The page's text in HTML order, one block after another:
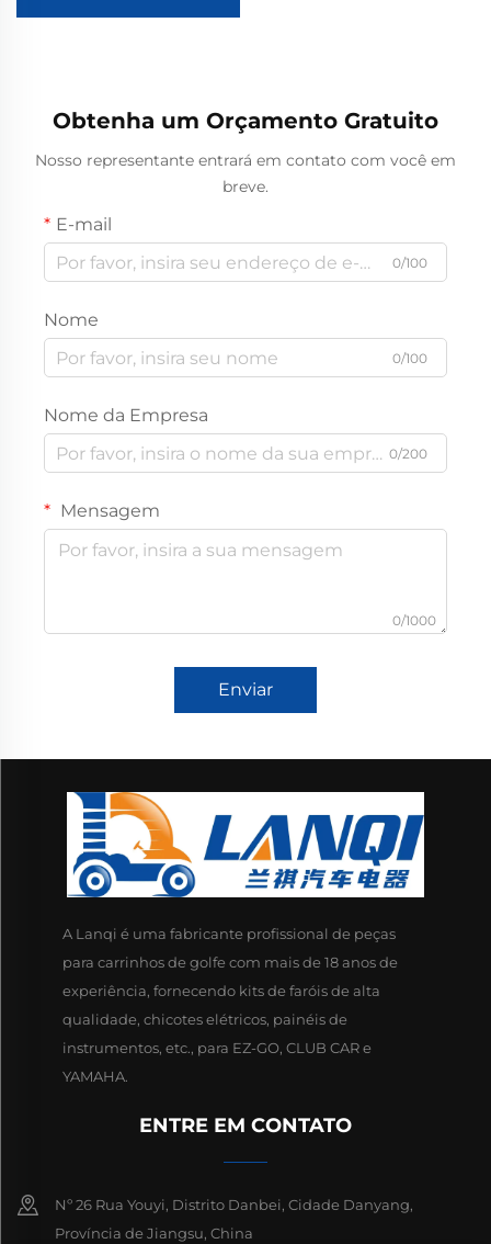
Completas LQDB-1002GB
Obtenha um Orçamento Gratuito
Nosso representante entrará em contato com você em
breve.
E-mail
0/100
Nome
0/100
Nome da Empresa
0/200
Mensagem
0/1000
Enviar
A Lanqi é uma fabricante profissional de peças
para carrinhos de golfe com mais de 18 anos de
experiência, fornecendo kits de faróis de alta
qualidade, chicotes elétricos, painéis de
instrumentos, etc., para EZ-GO, CLUB CAR e
YAMAHA.
ENTRE EM CONTATO
Nº 26 Rua Youyi, Distrito Danbei, Cidade Danyang,
Província de Jiangsu, China